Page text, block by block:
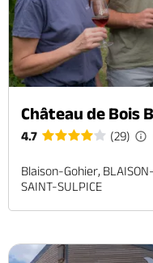
Château de Bois
4.7 (29)
Blaison-Gohier, BLAISON-
SAINT-SULPICE